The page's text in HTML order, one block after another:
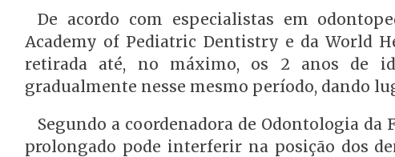
De acordo com especialistas em
Academy of Pediatric Dentistry e da World
retirada até, no máximo, os 2 anos de
gradualmente nesse mesmo período, dando
Segundo a coordenadora de Odontologia da
prolongado pode interferir na posição dos